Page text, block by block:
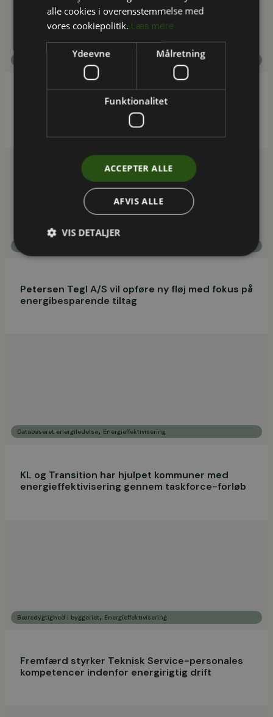
Indeklimakortlægning på Ballerup Kommunes
Petersen Tegl A/S vil opføre ny fløj med fokus på
energibesparende tiltag
Databaseret energiledelse, Energieffektivisering
KL og Transition har hjulpet kommuner med
energieffektivisering gennem taskforce-forløb
Bæredygtighed i byggeriet, Energieffektivisering
Fremfærd styrker Teknisk Service-personales
kompetencer indenfor energirigtig drift
alle cookies i overensstemmelse med
vores cookiepolitik. Læs mere
Ydeevne Målretning
Funktionalitet
ACCEPTER ALLE
AFVIS ALLE
VIS DETALJER